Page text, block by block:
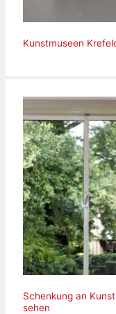
Kunstmuseen
Schenkung an
sehen